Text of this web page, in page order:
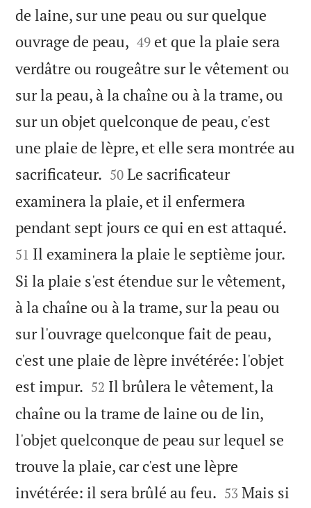
de laine, sur une peau ou sur quelque
ouvrage de peau, 

49 et que la plaie sera
verdâtre ou rougeâtre sur le vêtement ou
sur la peau, à la chaîne ou à la trame, ou
sur un objet quelconque de peau, c'est
une plaie de lèpre, et elle sera montrée au
sacrificateur. 

50 Le sacrificateur
examinera la plaie, et il enfermera
pendant sept jours ce qui en est attaqué.
51 Il examinera la plaie le septième jour.
Si la plaie s'est étendue sur le vêtement,
à la chaîne ou à la trame, sur la peau ou
sur l'ouvrage quelconque fait de peau,
c'est une plaie de lèpre invétérée: l'objet
est impur. 

52 Il brûlera le vêtement, la
chaîne ou la trame de laine ou de lin,
l'objet quelconque de peau sur lequel se
trouve la plaie, car c'est une lèpre
invétérée: il sera brûlé au feu. 

53 Mais si